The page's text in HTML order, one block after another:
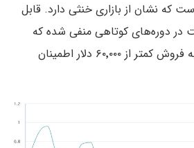
است که نشان از بازاری خنثی دارد. قابل
در دوره‌های کوتاهی منفی شده که
نشان می‌دهد خرس‌ها به فروش کمتر از ۶۰٬۰۰۰ دلار اطمینان